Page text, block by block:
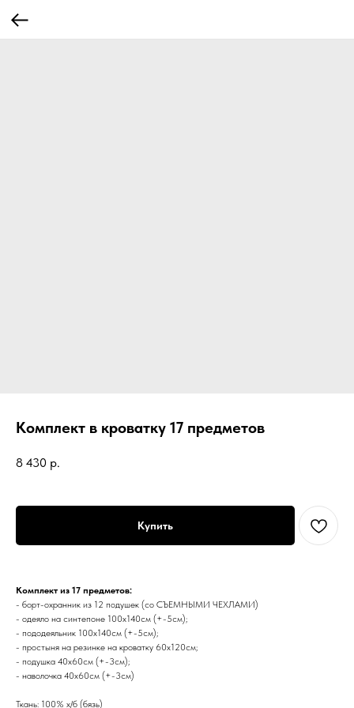
Комплект в кроватку 17 предметов
8 430 р.
Купить
Комплект из 17 предметов:
- борт-охранник из 12 подушек (со СЪЕМНЫМИ ЧЕХЛАМИ)
- одеяло на синтепоне 100х140см (+-5см);
- пододеяльник 100х140см (+-5см);
- простыня на резинке на кроватку 60х120см;
- подушка 40х60см (+-3см);
- наволочка 40х60см (+-3см)
Ткань: 100% х/б (бязь)